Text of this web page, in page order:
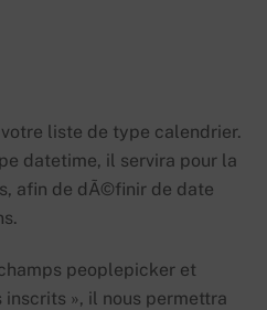
liste de type calendrier.
datetime, il servira pour la
afin de dÃ©finir de date
peoplepicker et
», il nous permettra